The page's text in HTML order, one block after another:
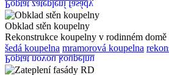
Poptat zateplení fasády
Obklad stěn koupelny
Rekonstrukce koupelny v rodinném
šedá koupelna mramorová koupelna
Poptat novou koupelnu